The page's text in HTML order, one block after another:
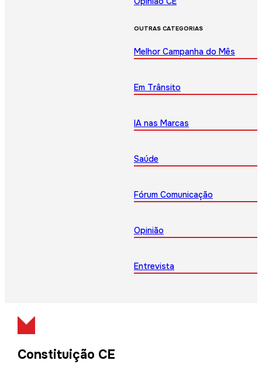
OUTRAS CATEGORIAS
Melhor Campanha do Mês
Em Trânsito
IA nas Marcas
Saúde
Fórum Comunicação
Opinião
Entrevista
Constituição CE